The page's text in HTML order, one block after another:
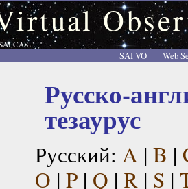
CAS
SAI VO
Web
Русско-
тезаурус
Русский: A | B |
O | P| Q | R| S |